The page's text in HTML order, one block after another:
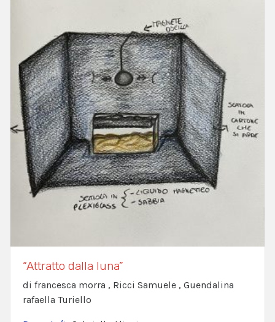
“Attratto dalla luna”
di francesca morra , Ricci Samuele , Guendalina
rafaella Turiello